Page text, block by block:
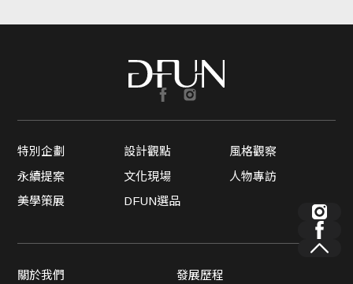
特別企劃 設計觀點
風格觀察
永續提案
文化現場
人物專訪
美學策展
DFUN選品
關於我們 發展歷程